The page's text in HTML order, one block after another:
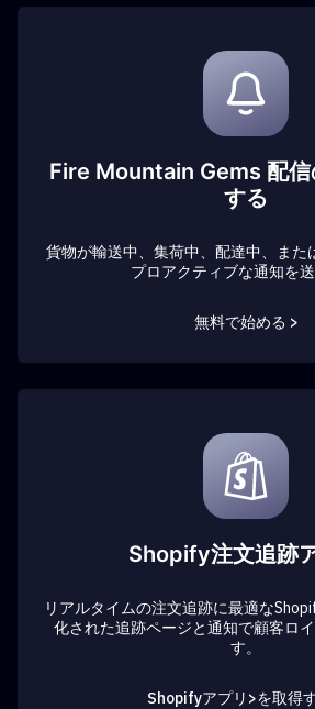
Fire Mountain Gems 配信
する
貨物が輸送中、集荷中、配達中、また
プロアクティブな通知を
無料で始める >
Shopify注文追跡
リアルタイムの注文追跡に最適な
化された追跡ページと通知で顧客ロ
す。
Shopifyアプリ>を取得